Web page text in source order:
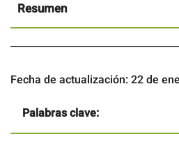
Resumen
Fecha de actualización: 22 de
Palabras clave: